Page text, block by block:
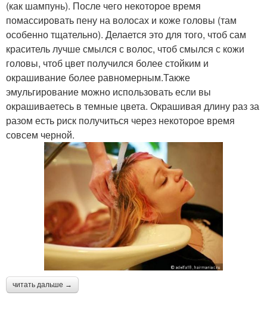
(как шампунь). После чего некоторое время
помассировать пену на волосах и коже головы (там
особенно тщательно). Делается это для того, чтоб сам
краситель лучше смылся с волос, чтоб смылся с кожи
головы, чтоб цвет получился более стойким и
окрашивание более равномерным.Также
эмульгирование можно использовать если вы
окрашиваетесь в темные цвета. Окрашивая длину раз за
разом есть риск получиться через некоторое время
совсем черной.
читать дальше →